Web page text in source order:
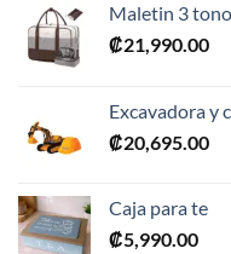
Maletin 3
₡21,990.00
Excavadora y
₡20,695.00
Caja para te
₡5,990.00